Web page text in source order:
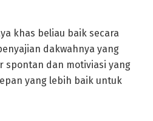
khas beliau baik secara
dakwahnya yang
spontan dan motiviasi yang
yang lebih baik untuk